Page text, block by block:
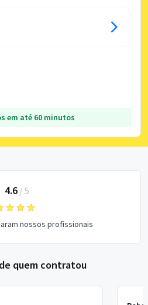
em até 60 minutos
4.6 / 5
nossos profissionais
quem contratou